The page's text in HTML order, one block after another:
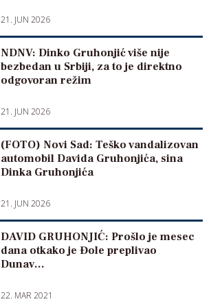
21. JUN 2026
NDNV: Dinko Gruhonjić više nije
bezbedan u Srbiji, za to je direktno
odgovoran režim
21. JUN 2026
(FOTO) Novi Sad: Teško vandalizovan
automobil Davida Gruhonjića, sina
Dinka Gruhonjića
21. JUN 2026
DAVID GRUHONJIĆ: Prošlo je mesec
dana otkako je Đole preplivao
Dunav…
22. MAR 2021